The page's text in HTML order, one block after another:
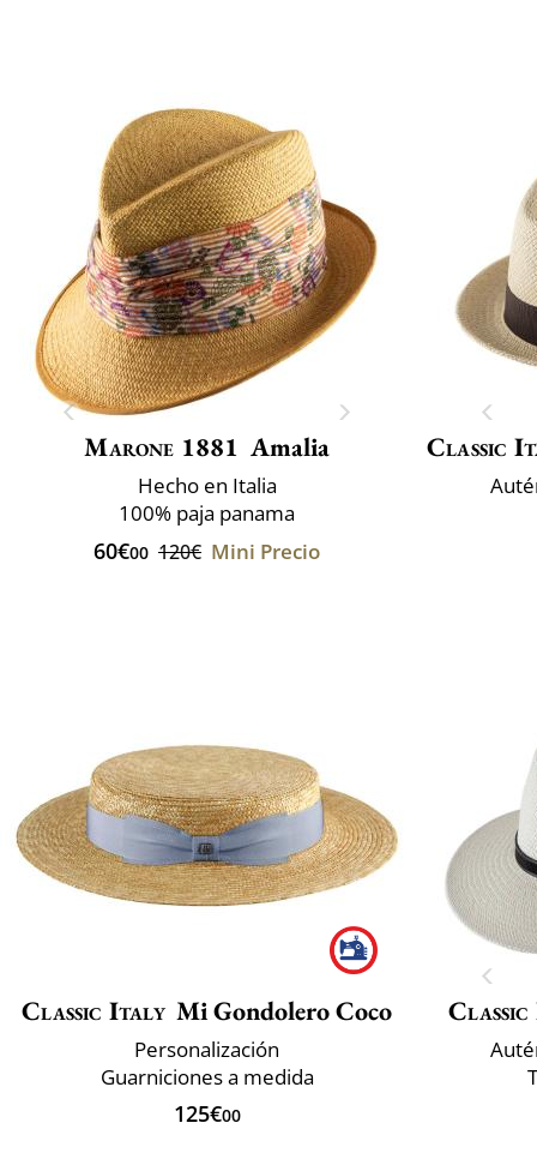
Marone 1881 Amalia
Hecho en Italia
100% paja panama
60€00 120€ Mini Precio
Classic
Classic Italy Mi Gondolero Coco
Personalización
Guarniciones a medida
125€00